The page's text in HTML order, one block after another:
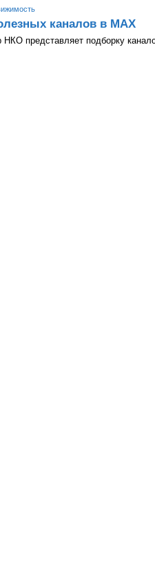
каналов в МАХ
НКО представляет подборку